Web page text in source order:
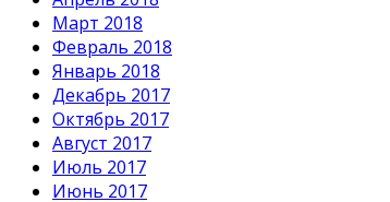
Март 2018
Февраль 2018
Январь 2018
Декабрь 2017
Октябрь 2017
Август 2017
Июль 2017
Июнь 2017